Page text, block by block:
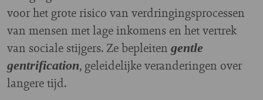
voor het grote risico van verdringingsprocessen
van mensen met lage inkomens en het vertrek
van sociale stijgers. Ze bepleiten gentle
gentrification, geleidelijke veranderingen over
langere tijd.